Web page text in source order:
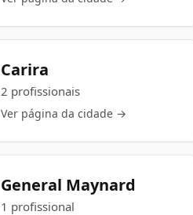
Carira
2 profissionais
Ver página da cidade →
General Maynard
1 profissional